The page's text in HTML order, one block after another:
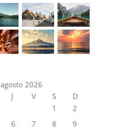
agosto 2026
J V S
D
1
2
6 7 8
9